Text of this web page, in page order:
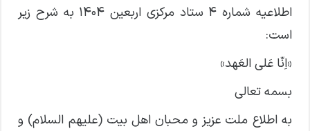
اطلاعیه شماره ۴ ستاد مرکزی اربعین ۱۴۰۴ به شرح زیر
است:
«اِنّا عَلی العَهد»
بسمه تعالی
به اطلاع ملت عزیز و محبان اهل بیت (علیهم السلام) و